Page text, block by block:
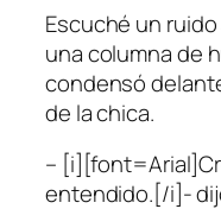
Escuché un
una columna de
condensó
de la chica.
–
entendido.[/i]-